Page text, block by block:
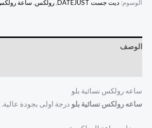
الوسوم: ديت جست DATEJUST ,رولكس, ساعة
الوصف
ساعه رولكس نسائية بلو
ساعه رولكس نسائية بلو درجة اولى بجودة عالية.